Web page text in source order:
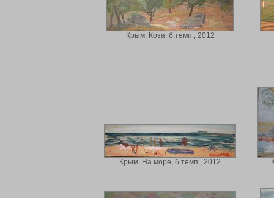
Крым. Коза. б.темп., 2012
Крым. На море, б.темп., 2012